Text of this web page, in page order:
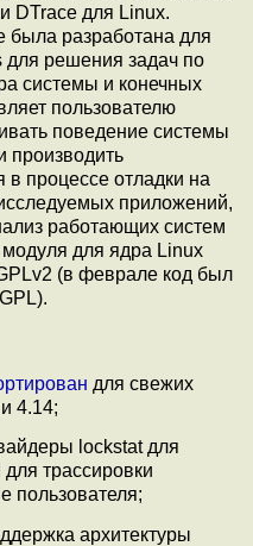
DTrace для Linux.
была разработана для
решения задач по
системы и конечных
пользователю
поведение системы
производить
в процессе отладки на
приложений,
работающих систем
модуля для ядра Linux
(в феврале код был
для свежих
4.14;
lockstat для
трассировки
пользователя;
архитектуры